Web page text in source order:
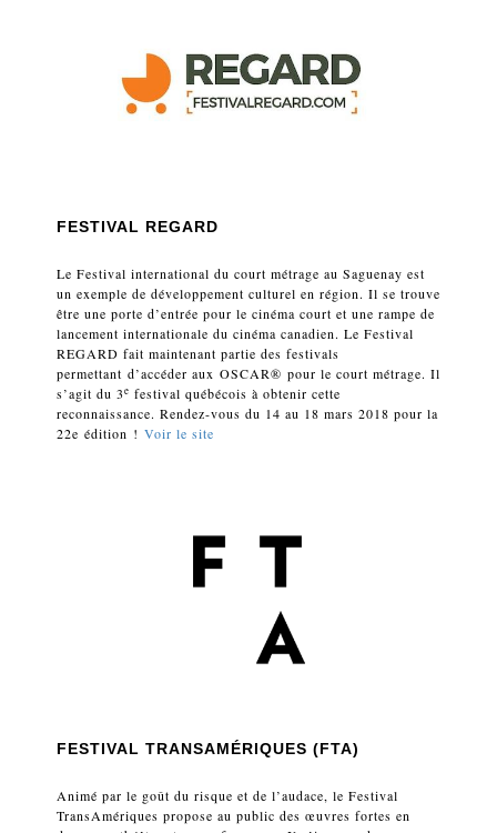
FESTIVAL REGARD
Le Festival international du court métrage au Saguenay est
un exemple de développement culturel en région. Il se trouve
être une porte d’entrée pour le cinéma court et une rampe de
lancement internationale du cinéma canadien. Le Festival
REGARD fait maintenant partie des festivals
permettant d’accéder aux OSCAR® pour le court métrage. Il
s’agit du 3e festival québécois à obtenir cette
reconnaissance. Rendez-vous du 14 au 18 mars 2018 pour la
22e édition ! Voir le site
FESTIVAL TRANSAMÉRIQUES (FTA)
Animé par le goût du risque et de l’audace, le Festival
TransAmériques propose au public des œuvres fortes en